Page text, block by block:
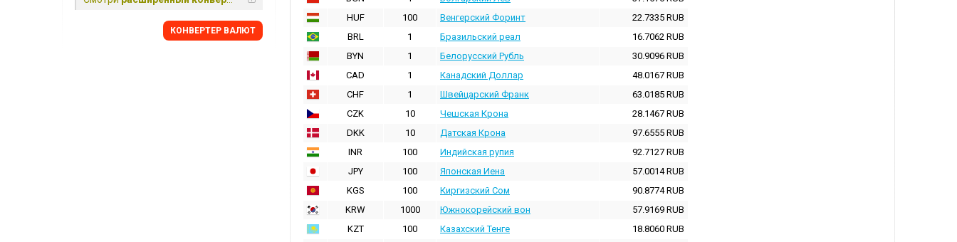
HUF
100 Венгерский Форинт 22.7335 RUB
BRL
1 Бразильский реал 16.7062 RUB
BYN
1 Белорусский Рубль 30.9096 RUB
CAD
1 Канадский Доллар 48.0167 RUB
CHF
1 Швейцарский Франк 63.0185 RUB
CZK
10 Чешская Крона 28.1467 RUB
DKK
10 Датская Крона 97.6555 RUB
INR
100 Индийская pупия 92.7127 RUB
JPY
100 Японская Иена 57.0014RUB
KGS
100 Киргизский Сом 90.8774RUB
KRW
1000 Южнокорейский вон 57.9169 RUB
KZT
100 Казахский Тенге 18.8060 RUB
КОНВЕРТЕР ВАЛЮТ